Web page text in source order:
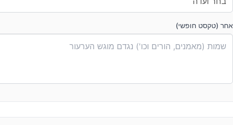
אחר (טקסט חופשי)